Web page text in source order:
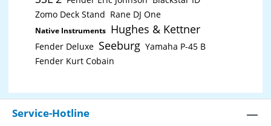
einfache Kabelverlegung Hochwertig verarbeitete
Innenpolsterung für besten Halt deines Gerätes
Hilfreiche Kugelecken sorgen für optimalen Schutz
gegen Erschütterungen wie auch Stöße Erstklassige
Butterfly-Verschlüsse Integrierte Handgriffe
Abnehmbarer Deckel Technische Daten Passende
Geräte: 1x Pioneer DJ DDJ-FLX6 Herausziehbare Ablage
Außenmaße: 765 (Breite) x 474 (Tiefe) x 204 (Höhe) mm
** Die auf den Fotos abgebildeten und/oder
genannten Geräte sind NICHT im Lieferumfang
enthalten!
Zomo Deck Stand Rane DJ One
Native Instruments Hughes & Kettner
Fender Deluxe Seeburg Yamaha P-45 B
Fender Kurt Cobain
Service-Hotline